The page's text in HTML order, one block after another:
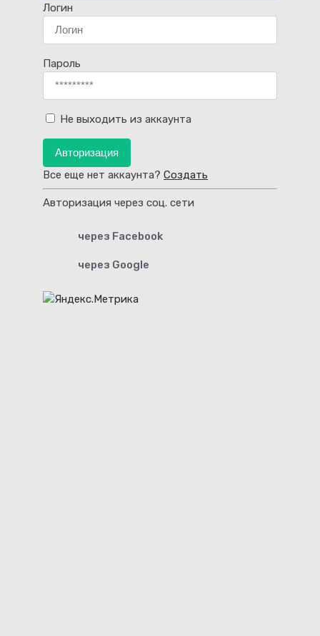
Логин
Пароль
Не выходить из аккаунта
Авторизация
Все еще нет аккаунта? Создать
Авторизация через соц. сети
через Facebook
через Google